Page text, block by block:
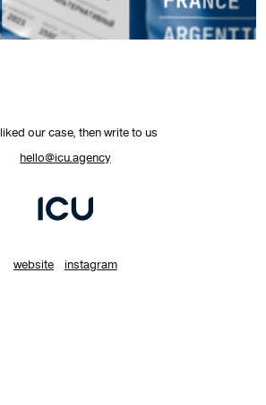
our case, then write to us
hello@icu.agency
website instagram